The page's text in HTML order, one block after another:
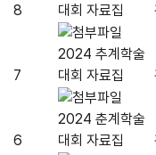
8
대회 자료집
7
2024 추계학술
대회 자료집
6
2024 춘계학술
대회 자료집